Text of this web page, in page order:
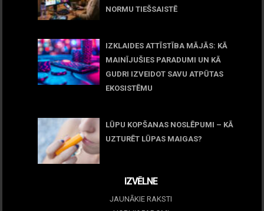
NORMU TIEŠSAISTĒ
IZKLAIDES ATTĪSTĪBA MĀJĀS: KĀ
MAINĪJUŠIES PARADUMI UN KĀ
GUDRI IZVEIDOT SAVU ATPŪTAS
EKOSISTĒMU
LŪPU KOPŠANAS NOSLĒPUMI – KĀ
UZTURĒT LŪPAS MAIGAS?
IZVĒLNE
JAUNĀKIE RAKSTI